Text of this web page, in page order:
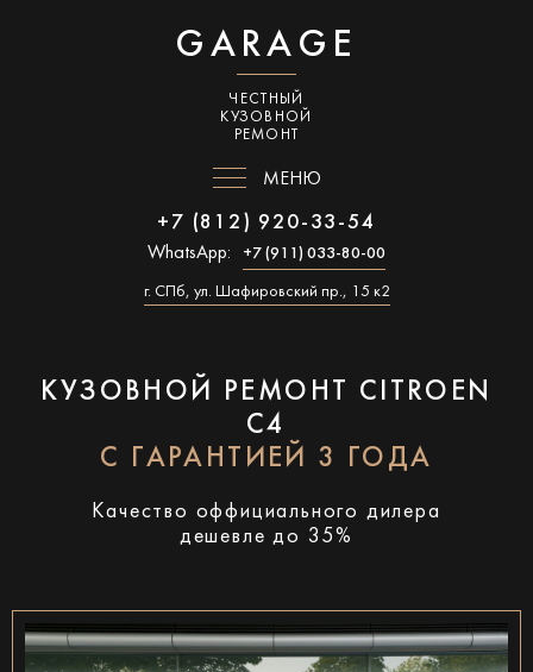
GARAGE
ЧЕСТНЫЙ
КУЗОВНОЙ
РЕМОНТ
МЕНЮ
+7 (812) 920-33-54
WhatsApp: +7 (911) 033-80-00
г. СПб, ул. Шафировский пр., 15 к2
КУЗОВНОЙ РЕМОНТ CITROEN
C4
С ГАРАНТИЕЙ 3 ГОДА
Качество оффициального дилера
дешевле до 35%